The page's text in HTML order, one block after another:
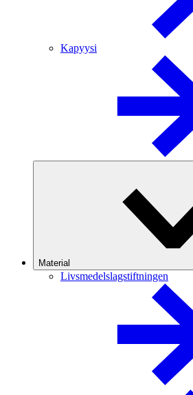
Kapyysi
Material
Livsmedelslagstiftningen